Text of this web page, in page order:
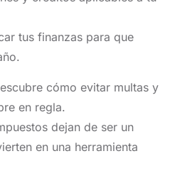
tus finanzas para que
cómo evitar multas y
en regla.
dejan de ser un
en una herramienta